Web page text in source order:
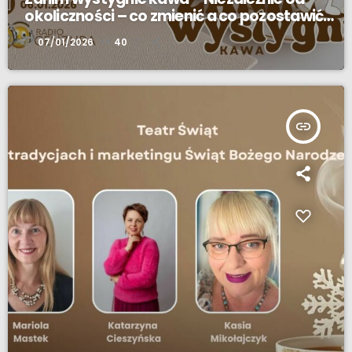
okoliczności – co zmienić a co pozostawić
niezmienne ?
today 07/01/2026 40
insert_link